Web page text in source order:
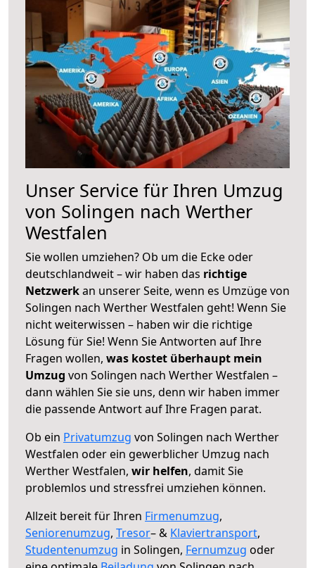
Unser Service für Ihren Umzug
von Solingen nach Werther
Westfalen
Sie wollen umziehen? Ob um die Ecke oder
deutschlandweit – wir haben das richtige
Netzwerkan unserer Seite, wenn es Umzüge von
Solingen nach Werther Westfalen geht! Wenn Sie
nicht weiterwissen – haben wir die richtige
Lösung für Sie! Wenn Sie Antworten auf Ihre
Fragen wollen, was kostet überhaupt mein
Umzug von Solingen nach Werther Westfalen –
dann wählen Sie sie uns, denn wir haben immer
die passende Antwort auf Ihre Fragen parat.
Ob ein Privatumzug von Solingen nach Werther
Westfalen oder ein gewerblicher Umzug nach
Werther Westfalen, wir helfen, damit Sie
problemlos und stressfrei umziehen können.
Allzeit bereit für Ihren Firmenumzug,
Seniorenumzug, Tresor– & Klaviertransport,
Studentenumzug in Solingen, Fernumzug oder